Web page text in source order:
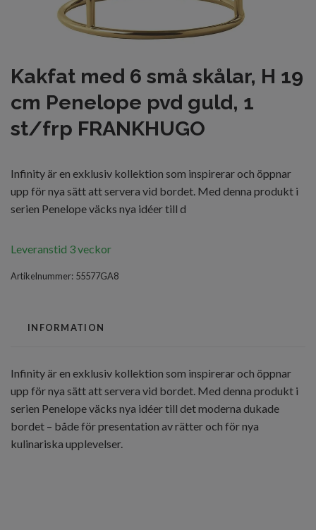
Kakfat med 6 små skålar, H 19
cm Penelope pvd guld, 1
st/frp FRANKHUGO
Infinity är en exklusiv kollektion som inspirerar och öppnar
upp för nya sätt att servera vid bordet. Med denna produkt i
serien Penelope väcks nya idéer till d
Leveranstid 3 veckor
Artikelnummer: 55577GA8
INFORMATION
Infinity är en exklusiv kollektion som inspirerar och öppnar
upp för nya sätt att servera vid bordet. Med denna produkt i
serien Penelope väcks nya idéer till det moderna dukade
bordet – både för presentation av rätter och för nya
kulinariska upplevelser.